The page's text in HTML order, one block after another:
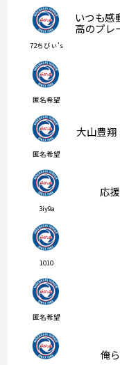
72ちびぃ’s
いつも感
高のプレ
匿名希望
匿名希望
大山豊翔
3iy9a
応
1010
匿名希望
俺